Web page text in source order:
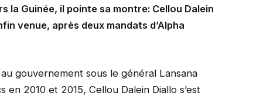
la Guinée, il pointe sa montre: Cellou Dalein
venue, après deux mandats d’Alpha
gouvernement sous le général Lansana
2010 et 2015, Cellou Dalein Diallo s’est